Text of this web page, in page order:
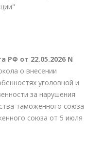
РФ от 22.05.2026 N
о внесении
уголовной и
за нарушения
таможенного союза
союза от 5 июля